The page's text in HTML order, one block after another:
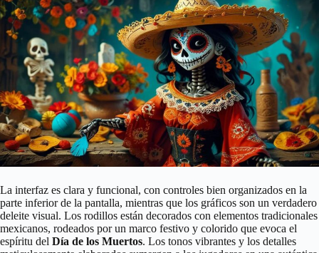
La interfaz es clara y funcional, con controles bien organizados en la
parte inferior de la pantalla, mientras que los gráficos son un verdadero
deleite visual. Los rodillos están decorados con elementos tradicionales
mexicanos, rodeados por un marco festivo y colorido que evoca el
espíritu del Día de los Muertos. Los tonos vibrantes y los detalles